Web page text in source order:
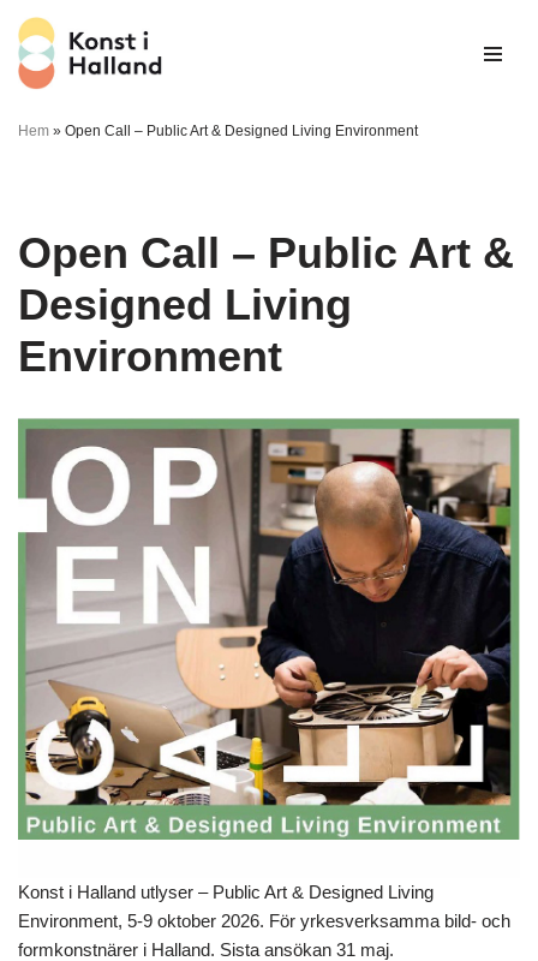
Hoppa
till
innehåll
Hem » Open Call – Public Art & Designed Living Environment
Open Call – Public Art &
Designed Living
Environment
Konst i Halland utlyser – Public Art & Designed Living
Environment, 5-9 oktober 2026. För yrkesverksamma bild- och
formkonstnärer i Halland. Sista ansökan 31 maj.